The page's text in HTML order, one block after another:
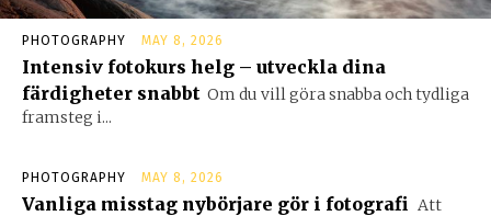
PHOTOGRAPHY MAY 8, 2026
Intensiv fotokurs helg – utveckla dina
färdigheter snabbt Om du vill göra snabba och tydliga
framsteg i...
PHOTOGRAPHY MAY 8, 2026
Vanliga misstag nybörjare gör i fotografi Att